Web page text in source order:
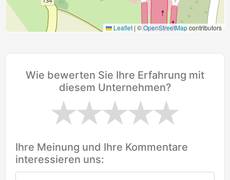
Leaflet | ©OpenStreetMapcontributors
Wie bewerten Sie Ihre Erfahrung mit
diesem Unternehmen?
Ihre Meinung und Ihre Kommentare
interessieren uns: